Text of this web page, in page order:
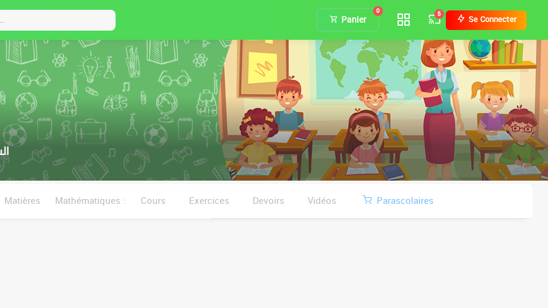
Panier
0 5 Se Connecter
Matières Mathématiques : Cours Exercices Devoirs Vidéos Parascolaires